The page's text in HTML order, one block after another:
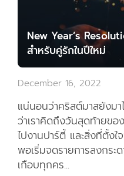
เคล็ดลับสำหรับการเดท
แอพมือถือ
ติดต่อเรา
New Year’s
สำหรับคู่รักในปีใหม่
December 16, 2022
แน่นอนว่าคริสต์มาสยังมา
ว่าเราคิดถึงวันสุดท้ายข
ไปงานปาร์ตี้ และสิ่งที่ตั้งใ
พอเริ่มจดรายการลงกระ
เกือบทุกคร...